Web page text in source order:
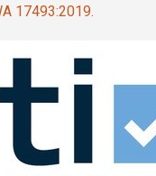
17493:2019.